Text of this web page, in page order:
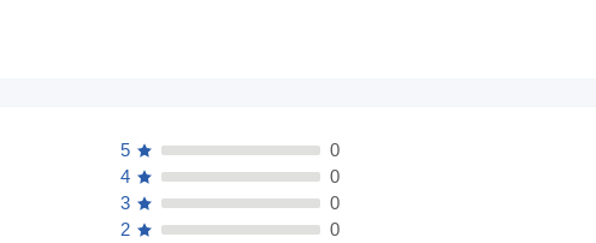
0
5
0
4
0
3
0
2